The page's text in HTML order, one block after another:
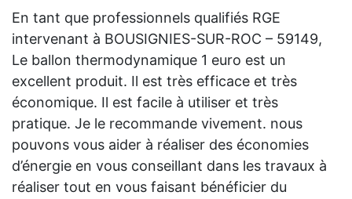
En tant que professionnels qualifiés RGE
intervenant à BOUSIGNIES-SUR-ROC – 59149,
Le ballon thermodynamique 1 euro est un
excellent produit. Il est très efficace et très
économique. Il est facile à utiliser et très
pratique. Je le recommande vivement. nous
pouvons vous aider à réaliser des économies
d’énergie en vous conseillant dans les travaux à
réaliser tout en vous faisant bénéficier du